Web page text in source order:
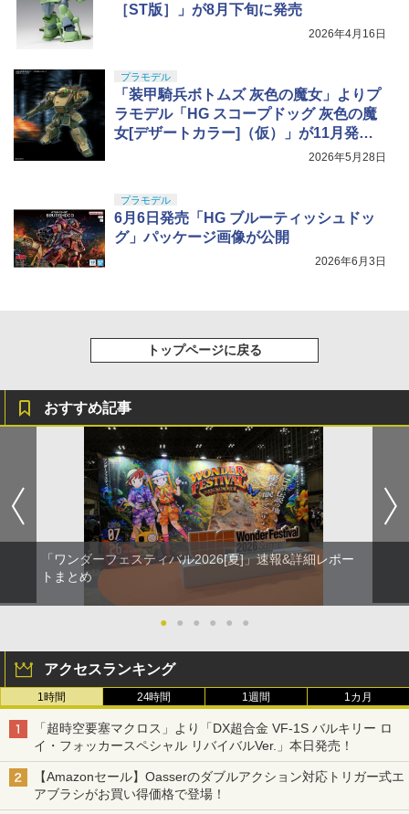
［ST版］」が8月下旬に発売
2026年4月16日
プラモデル
「装甲騎兵ボトムズ 灰色の魔女」よりプ
ラモデル「HG スコープドッグ 灰色の魔
女[デザートカラー]（仮）」が11月発
2026年5月28日
プラモデル
6月6日発売「HG ブルーティッシュドッ
グ」パッケージ画像が公開
2026年6月3日
トップページに戻る
おすすめ記事
「ワンダーフェスティバル2026[夏]」速報&詳細レポー
トまとめ
● ● ● ● ● ●
アクセスランキング
1時間 24時間 1週間 1カ月
「超時空要塞マクロス」より「DX超合金 VF-1S バルキリー ロ
イ・フォッカースペシャル リバイバルVer.」本日発売！
【Amazonセール】Oasserのダブルアクション対応トリガー式エ
アブラシがお買い得価格で登場！